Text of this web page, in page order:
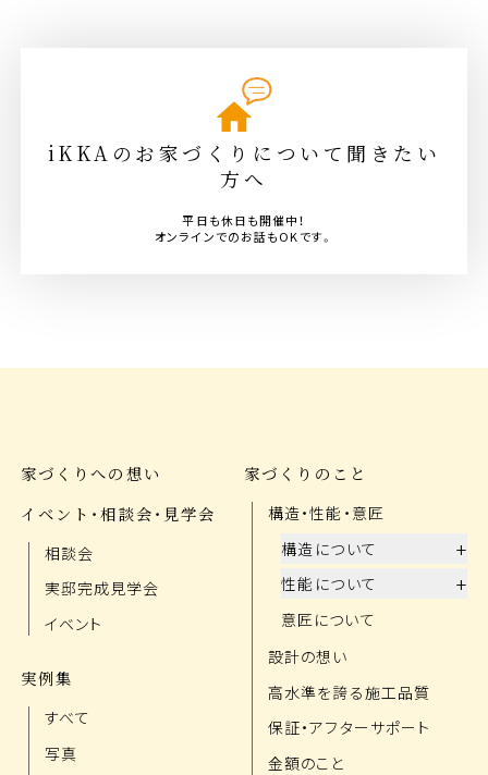
iKKAのお家づくりについて聞きたい
方へ
平日も休日も開催中！
オンラインでのお話もOKです。
家づくりへの想い
イベント・相談会・見学会
相談会
実邸完成見学会
イベント
実例集
すべて
写真
家づくりのこと
構造・性能・意匠
構造について
+
性能について +
意匠について
設計の想い
高水準を誇る施工品質
保証・アフターサポート
金額のこと